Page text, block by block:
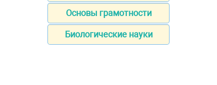
Основы грамотности
Биологические науки